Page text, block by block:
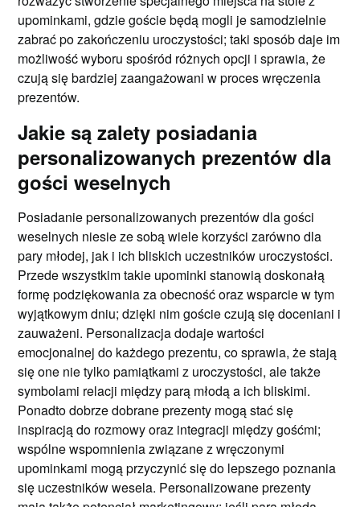
upominkami, gdzie goście będą mogli je samodzielnie
zabrać po zakończeniu uroczystości; taki sposób daje im
możliwość wyboru spośród różnych opcji i sprawia, że
czują się bardziej zaangażowani w proces wręczenia
prezentów.
Jakie są zalety posiadania
personalizowanych prezentów dla
gości weselnych
Posiadanie personalizowanych prezentów dla gości
weselnych niesie ze sobą wiele korzyści zarówno dla
pary młodej, jak i ich bliskich uczestników uroczystości.
Przede wszystkim takie upominki stanowią doskonałą
formę podziękowania za obecność oraz wsparcie w tym
wyjątkowym dniu; dzięki nim goście czują się doceniani i
zauważeni. Personalizacja dodaje wartości
emocjonalnej do każdego prezentu, co sprawia, że stają
się one nie tylko pamiątkami z uroczystości, ale także
symbolami relacji między parą młodą a ich bliskimi.
Ponadto dobrze dobrane prezenty mogą stać się
inspiracją do rozmowy oraz integracji między gośćmi;
wspólne wspomnienia związane z wręczonymi
upominkami mogą przyczynić się do lepszego poznania
się uczestników wesela. Personalizowane prezenty